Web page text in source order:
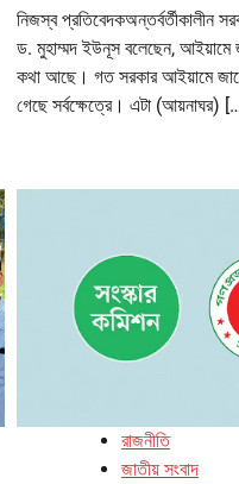
নিজস্ব প্রতিবেদকঅন্তর্বর্তীকালীন
ড. মুহাম্মদ ইউনূস বলেছেন, আইয়ামে
কথা আছে। গত সরকার আইয়ামে
গেছে সর্বক্ষেত্রে। এটা (আয়নাঘর)
রাজনীতি
জাতীয় সংবাদ